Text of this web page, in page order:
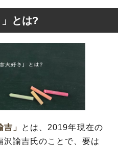
」とは?
とは?
吉」
とは、2019年現在の
諭吉氏のことで、要は